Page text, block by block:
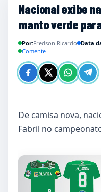
Nacional exibe
manto verde
Por:Fredson Ricardo Data
Comente
De camisa nova,
Fabril no